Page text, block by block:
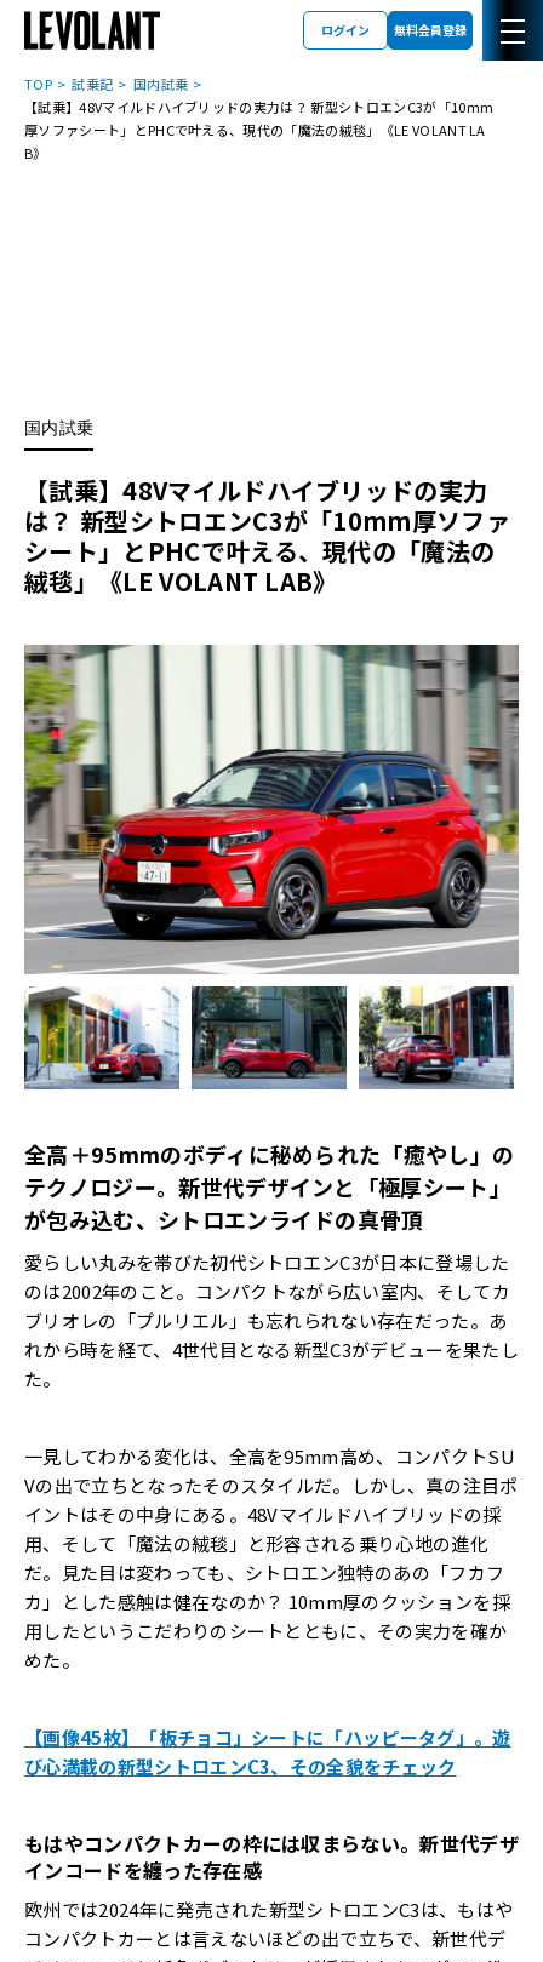
ログイン 無料会員登録
TOP 試乗記
国内試乗
【試乗】48Vマイルドハイブリッドの実力は？ 新型シトロエンC3が「10mm
厚ソファシート」とPHCで叶える、現代の「魔法の絨毯」《LE VOLANT LA
B》
国内試乗
【試乗】48Vマイルドハイブリッドの実力
は？ 新型シトロエンC3が「10mm厚ソファ
シート」とPHCで叶える、現代の「魔法の
絨毯」《LE VOLANT LAB》
全高＋95mmのボディに秘められた「癒やし」の
テクノロジー。新世代デザインと「極厚シート」
が包み込む、シトロエンライドの真骨頂
愛らしい丸みを帯びた初代シトロエンC3が日本に登場した
のは2002年のこと。コンパクトながら広い室内、そしてカ
ブリオレの「プルリエル」も忘れられない存在だった。あ
れから時を経て、4世代目となる新型C3がデビューを果たし
た。
一見してわかる変化は、全高を95mm高め、コンパクトSU
Vの出で立ちとなったそのスタイルだ。しかし、真の注目ポ
イントはその中身にある。48Vマイルドハイブリッドの採
用、そして「魔法の絨毯」と形容される乗り心地の進化
だ。見た目は変わっても、シトロエン独特のあの「フカフ
カ」とした感触は健在なのか？ 10mm厚のクッションを採
用したというこだわりのシートとともに、その実力を確か
めた。
【画像45枚】「板チョコ」シートに「ハッピータグ」。遊
び心満載の新型シトロエンC3、その全貌をチェック
もはやコンパクトカーの枠には収まらない。新世代デザ
インコードを纏った存在感
欧州では2024年に発売された新型シトロエンC3は、もはや
コンパクトカーとは言えないほどの出で立ちで、新世代デ